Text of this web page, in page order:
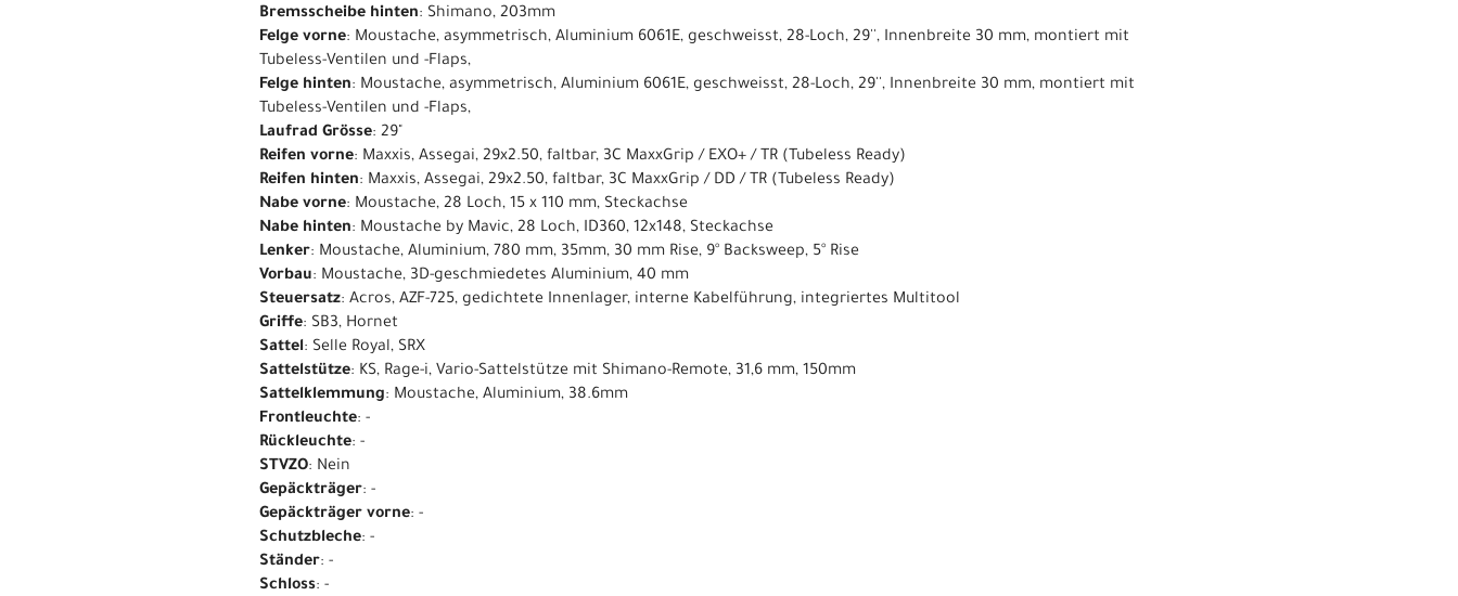
Bremsscheibe hinten: Shimano, 203mm
Felge vorne: Moustache, asymmetrisch, Aluminium 6061E, geschweisst, 28-Loch, 29'', Innenbreite 30 mm, montiert mit
Tubeless-Ventilen und -Flaps,
Felge hinten: Moustache, asymmetrisch, Aluminium 6061E, geschweisst, 28-Loch, 29'', Innenbreite 30 mm, montiert mit
Tubeless-Ventilen und -Flaps,
Laufrad Grösse: 29"
Reifen vorne: Maxxis, Assegai, 29x2.50, faltbar, 3C MaxxGrip / EXO+ / TR (Tubeless Ready)
Reifen hinten: Maxxis, Assegai, 29x2.50, faltbar, 3C MaxxGrip / DD / TR (Tubeless Ready)
Nabe vorne: Moustache, 28 Loch, 15 x 110 mm, Steckachse
Nabe hinten: Moustache by Mavic, 28 Loch, ID360, 12x148, Steckachse
Lenker: Moustache, Aluminium, 780 mm, 35mm, 30 mm Rise, 9° Backsweep, 5° Rise
Vorbau: Moustache, 3D-geschmiedetes Aluminium, 40 mm
Steuersatz: Acros, AZF-725, gedichtete Innenlager, interne Kabelführung, integriertes Multitool
Griffe: SB3, Hornet
Sattel: Selle Royal, SRX
Sattelstütze: KS, Rage-i, Vario-Sattelstütze mit Shimano-Remote, 31,6 mm, 150mm
Sattelklemmung: Moustache, Aluminium, 38.6mm
Frontleuchte: -
Rückleuchte: -
STVZO: Nein
Gepäckträger: -
Gepäckträger vorne: -
Schutzbleche: -
Ständer: -
Schloss: -